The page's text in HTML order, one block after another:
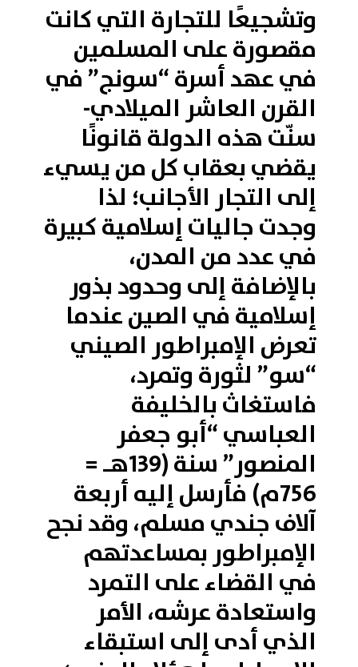
وتشجيعًا للتجارة التي كانت
مقصورة على المسلمين
في عهد أسرة “سونج” في
القرن العاشر الميلادي-
سنّت هذه الدولة قانونًا
يقضي بعقاب كل من يسيء
إلى التجار الأجانب؛ لذا
وجدت جاليات إسلامية كبيرة
في عدد من المدن،
بالإضافة إلى وحدود بذور
إسلامية في الصين عندما
تعرض الإمبراطور الصيني
“سو” لثورة وتمرد،
فاستغاث بالخليفة
العباسي “أبو جعفر
المنصور” سنة (139هـ =
756م) فأرسل إليه أربعة
آلاف جندي مسلم، وقد نجح
الإمبراطور بمساعدتهم
في القضاء على التمرد
واستعادة عرشه، الأمر
الذي أدى إلى استبقاء